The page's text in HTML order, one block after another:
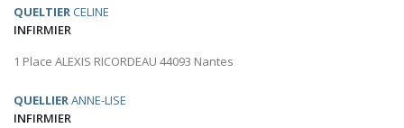
QUELTIER CELINE
INFIRMIER
1 Place ALEXIS RICORDEAU 44093 Nantes
QUELLIERANNE-LISE
INFIRMIER